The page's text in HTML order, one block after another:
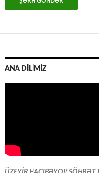
ANA DİLİMİZ